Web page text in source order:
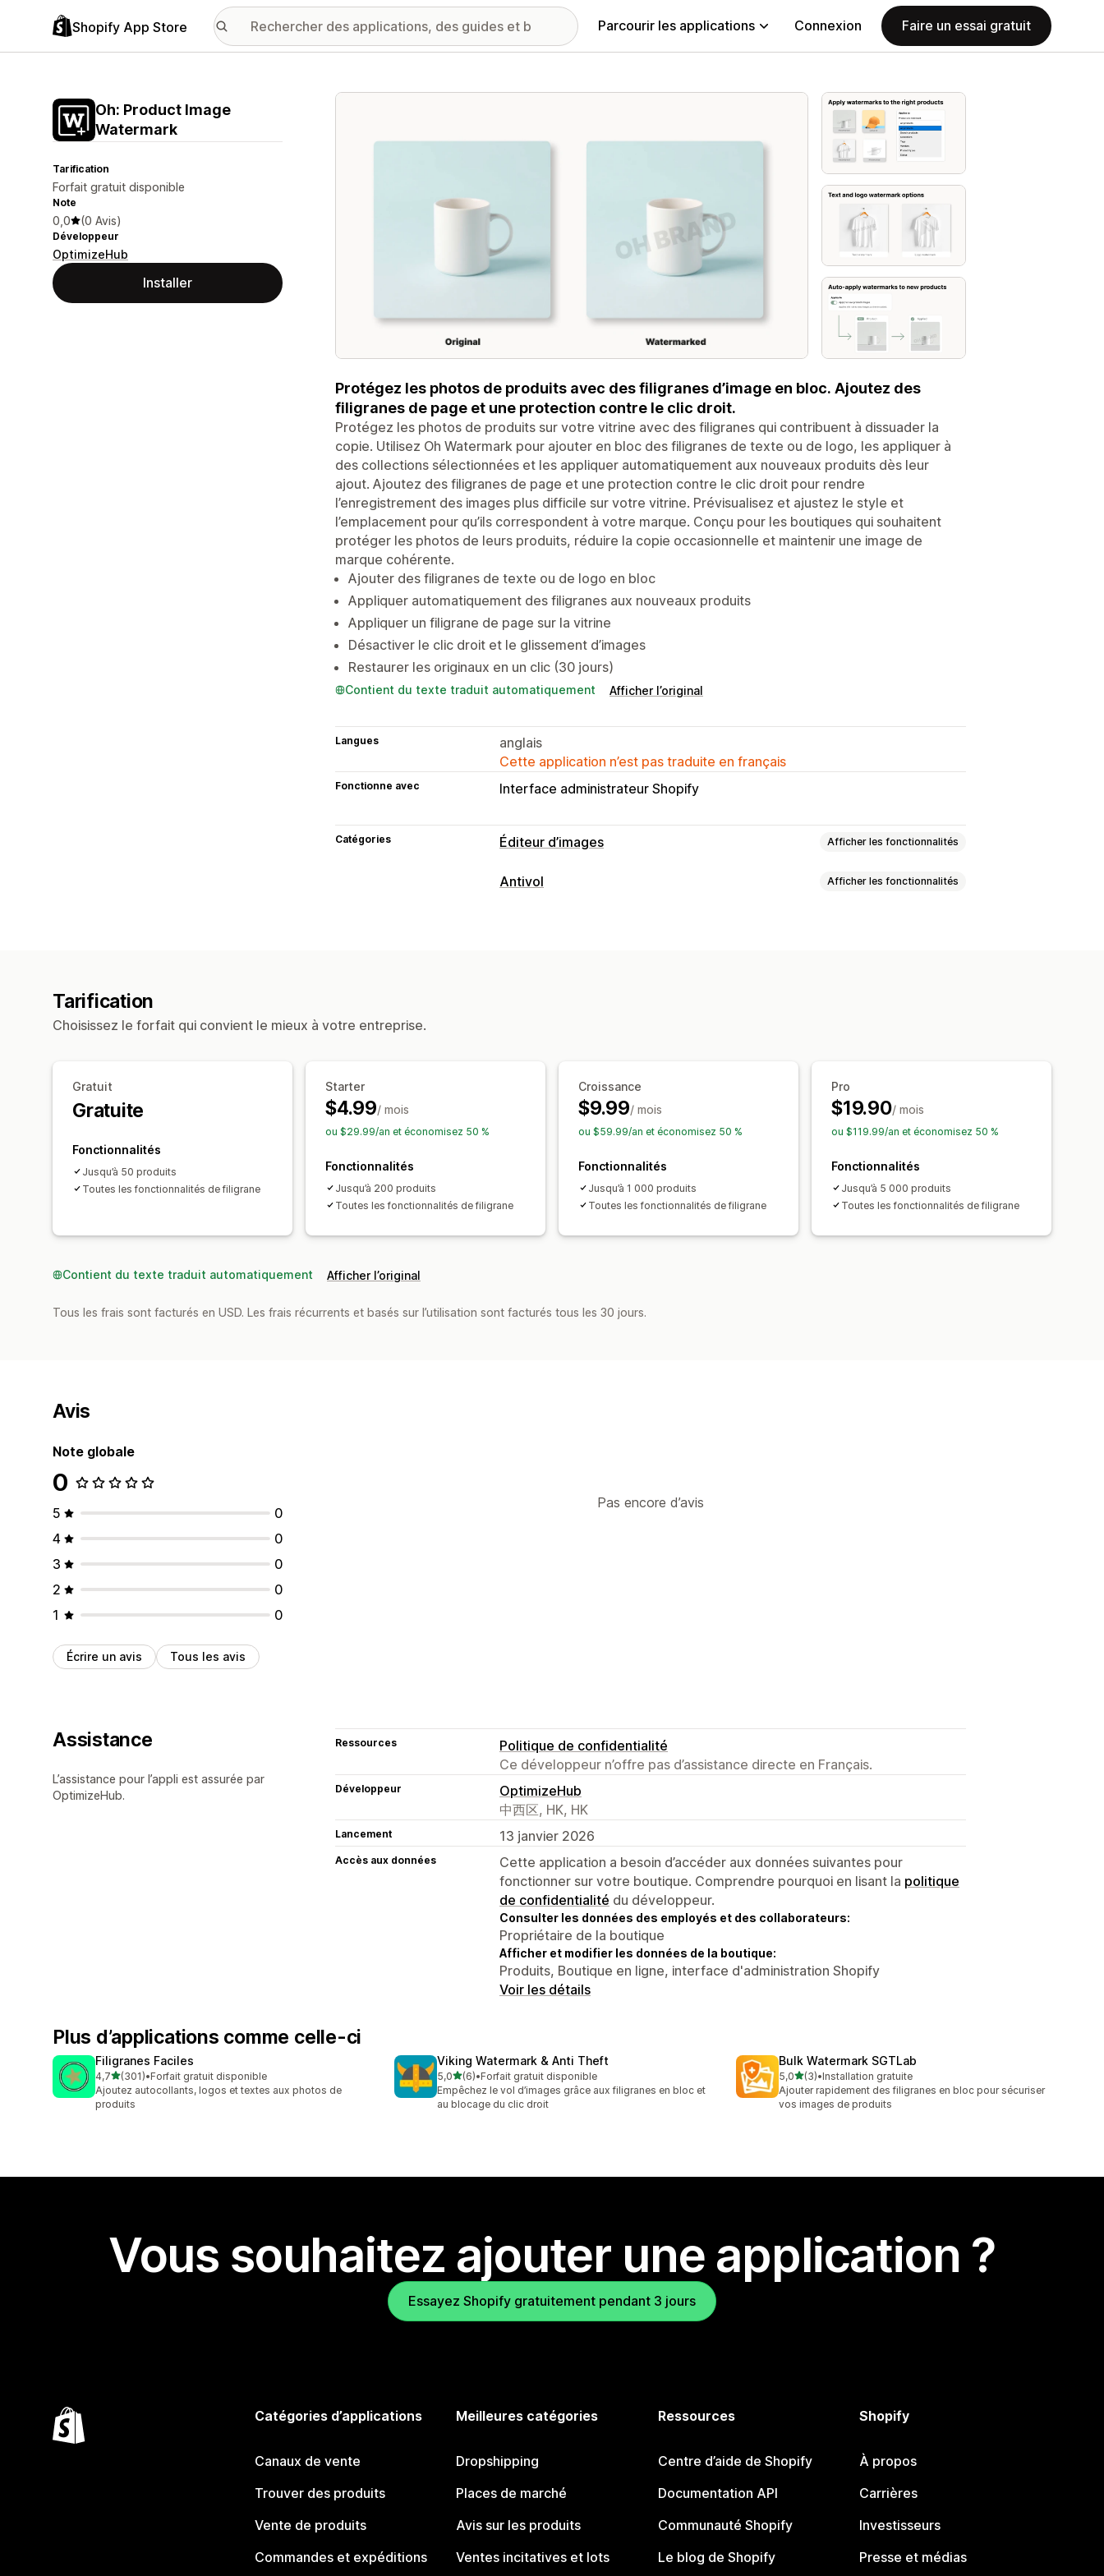
Shopify App Store Parcourir les applications Connexion Faire un essai gratuit
Oh: Product Image
Watermark
Tarification
Forfait gratuit disponible
Note
0,0 (0 Avis)
Développeur
OptimizeHub
Installer
Galerie d’images vedette
Protégez les photos de produits avec des filigranes d’image en bloc. Ajoutez des
filigranes de page et une protection contre le clic droit.
Protégez les photos de produits sur votre vitrine avec des filigranes qui contribuent à dissuader la
copie. Utilisez Oh Watermark pour ajouter en bloc des filigranes de texte ou de logo, les appliquer à
des collections sélectionnées et les appliquer automatiquement aux nouveaux produits dès leur
ajout. Ajoutez des filigranes de page et une protection contre le clic droit pour rendre
l’enregistrement des images plus difficile sur votre vitrine. Prévisualisez et ajustez le style et
l’emplacement pour qu’ils correspondent à votre marque. Conçu pour les boutiques qui souhaitent
protéger les photos de leurs produits, réduire la copie occasionnelle et maintenir une image de
marque cohérente.
Ajouter des filigranes de texte ou de logo en bloc
Appliquer automatiquement des filigranes aux nouveaux produits
Appliquer un filigrane de page sur la vitrine
Désactiver le clic droit et le glissement d’images
Restaurer les originaux en un clic (30 jours)
Contient du texte traduit automatiquement Afficher l’original
Langues
anglais
Cette application n’est pas traduite en français
Fonctionne avec Interface administrateur Shopify
Catégories Éditeur d’images Afficher les fonctionnalités
Optimisation d’images
Antivol Afficher les fonctionnalités
Tarification
Choisissez le forfait qui convient le mieux à votre entreprise.
Gratuit
Gratuite
Fonctionnalités
Jusqu’à 50 produits
Toutes les fonctionnalités de filigrane
Starter
$4.99/ mois
ou $29.99/an et économisez 50 %
Fonctionnalités
Jusqu’à 200 produits
Toutes les fonctionnalités de filigrane
Croissance
$9.99/ mois
ou $59.99/an et économisez 50 %
Fonctionnalités
Jusqu’à 1 000 produits
Toutes les fonctionnalités de filigrane
Pro
$19.90/ mois
ou $119.99/an et économisez 50 %
Fonctionnalités
Jusqu’à 5 000 produits
Toutes les fonctionnalités de filigrane
Contient du texte traduit automatiquement Afficher l’original
Tous les frais sont facturés en USD. Les frais récurrents et basés sur l’utilisation sont facturés tous les 30 jours.
Avis
Note globale
0
5
0
4
0
3
0
2
0
1
0
Écrire un avis Tous les avis
Pas encore d’avis
Assistance
L’assistance pour l’appli est assurée par
OptimizeHub.
Ressources
Politique de confidentialité
Ce développeur n’offre pas d’assistance directe en Français.
Développeur
OptimizeHub
中西区, HK, HK
Lancement 13 janvier 2026
Accès aux données
Cette application a besoin d’accéder aux données suivantes pour
fonctionner sur votre boutique. Comprendre pourquoi en lisant la politique
de confidentialité du développeur.
Consulter les données des employés et des collaborateurs:
Propriétaire de la boutique
Afficher et modifier les données de la boutique:
Produits, Boutique en ligne, interface d'administration Shopify
Voir les détails
Plus d’applications comme celle-ci
Filigranes Faciles
4,7étoile(s) sur 5
(301)
301 avis au total
•Forfait gratuit disponible
Ajoutez autocollants, logos et textes aux photos de
produits
Viking Watermark & Anti Theft
5,0étoile(s) sur 5
(6)
6 avis au total
•Forfait gratuit disponible
Empêchez le vol d’images grâce aux filigranes en bloc et
au blocage du clic droit
Bulk Watermark SGTLab
5,0étoile(s) sur 5
(3)
3 avis au total
•Installation gratuite
Ajouter rapidement des filigranes en bloc pour sécuriser
vos images de produits
Vous souhaitez ajouter une application ?
Essayez Shopify gratuitement pendant 3 jours
Catégories d’applications
Canaux de vente
Trouver des produits
Vente de produits
Commandes et expéditions
Meilleures catégories
Dropshipping
Places de marché
Avis sur les produits
Ventes incitatives et lots
Ressources
Centre d’aide de Shopify
Documentation API
Communauté Shopify
Le blog de Shopify
Shopify
À propos
Carrières
Investisseurs
Presse et médias